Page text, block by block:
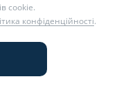
24, 26,
н., Борзна м.
cookie.
конфіденційності.